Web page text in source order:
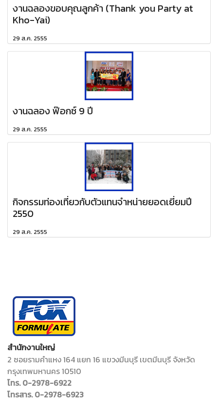
งานฉลองขอบคุณลูกค้า (Thank you Party at
Kho-Yai)
29 ส.ค. 2555
งานฉลอง ฟ๊อกซ์ 9 ปี
29 ส.ค. 2555
กิจกรรมท่องเที่ยวกับตัวแทนจำหน่ายยอดเยี่ยมปี
2550
29 ส.ค. 2555
สำนักงานใหญ่
2 ซอยรามคำแหง 164 แยก 16 แขวงมีนบุรี เขตมีนบุรี จังหวัด
กรุงเทพมหานคร 10510
โทร. 0-2978-6922
โทรสาร. 0-2978-6923